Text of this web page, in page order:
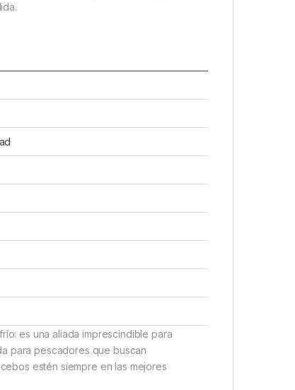
es una aliada imprescindible para
para pescadores que buscan
estén siempre en las mejores